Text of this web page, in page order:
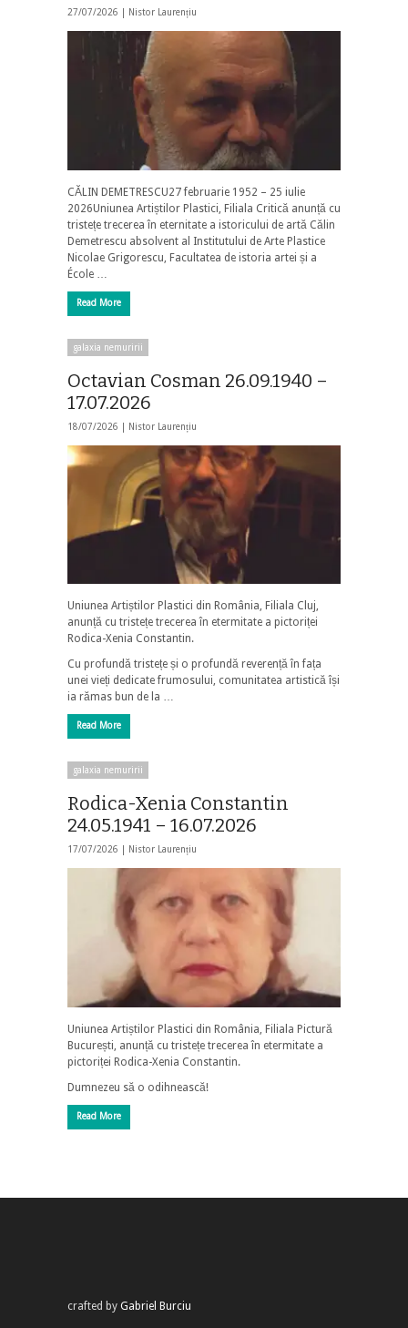
27/07/2026 | Nistor Laurențiu
CĂLIN DEMETRESCU27 februarie 1952 – 25 iulie
2026Uniunea Artiștilor Plastici, Filiala Critică anunță cu
tristețe trecerea în eternitate a istoricului de artă Călin
Demetrescu absolvent al Institutului de Arte Plastice
Nicolae Grigorescu, Facultatea de istoria artei și a
École …
Read More
galaxia nemuririi
Octavian Cosman 26.09.1940 –
17.07.2026
18/07/2026 | Nistor Laurențiu
Uniunea Artiștilor Plastici din România, Filiala Cluj,
anunță cu tristețe trecerea în etermitate a pictoriței
Rodica-Xenia Constantin.
Cu profundă tristețe și o profundă reverență în fața
unei vieți dedicate frumosului, comunitatea artistică își
ia rămas bun de la …
Read More
galaxia nemuririi
Rodica-Xenia Constantin
24.05.1941 – 16.07.2026
17/07/2026 | Nistor Laurențiu
Uniunea Artiștilor Plastici din România, Filiala Pictură
București, anunță cu tristețe trecerea în etermitate a
pictoriței Rodica-Xenia Constantin.
Dumnezeu să o odihnească!
Read More
crafted by Gabriel Burciu